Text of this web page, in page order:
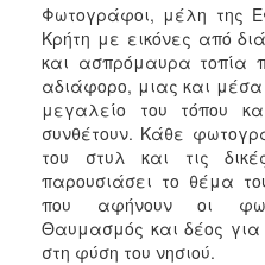
Φωτογράφοι, μέλη της
Κρήτη με εικόνες από
και ασπρόμαυρα τοπία
αδιάφορο, μιας και
μεγαλείο του τόπου
συνθέτουν. Κάθε
του στυλ και τις
παρουσιάσει το θέμα
που αφήνουν οι
Θαυμασμός και δέος
στη φύση του νησιού.